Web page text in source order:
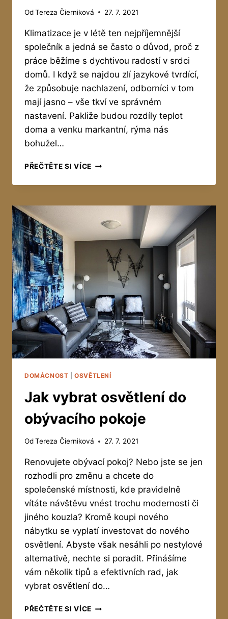
OdTereza Čierniková 27. 7. 2021
Klimatizace je v létě ten nejpříjemnější
společník a jedná se často o důvod, proč z
práce běžíme s dychtivou radostí v srdci
domů. I když se najdou zlí jazykové tvrdící,
že způsobuje nachlazení, odborníci v tom
mají jasno – vše tkví ve správném
nastavení. Pakliže budou rozdíly teplot
doma a venku markantní, rýma nás
bohužel…
PŘEČTĚTE SI VÍCEJAK
STARAT
KLIMATIZACI
BYTĚ?
DOMÁCNOST |OSVĚTLENÍ
Jak vybrat osvětlení do
obývacího pokoje
OdTereza Čierniková 27. 7. 2021
Renovujete obývací pokoj? Nebo jste se jen
rozhodli pro změnu a chcete do
společenské místnosti, kde pravidelně
vítáte návštěvu vnést trochu modernosti či
jiného kouzla? Kromě koupi nového
nábytku se vyplatí investovat do nového
osvětlení. Abyste však nesáhli po nestylové
alternativě, nechte si poradit. Přinášíme
vám několik tipů a efektivních rad, jak
vybrat osvětlení do…
PŘEČTĚTE SI VÍCEJAK